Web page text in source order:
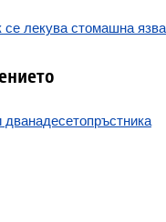
се лекува стомашна